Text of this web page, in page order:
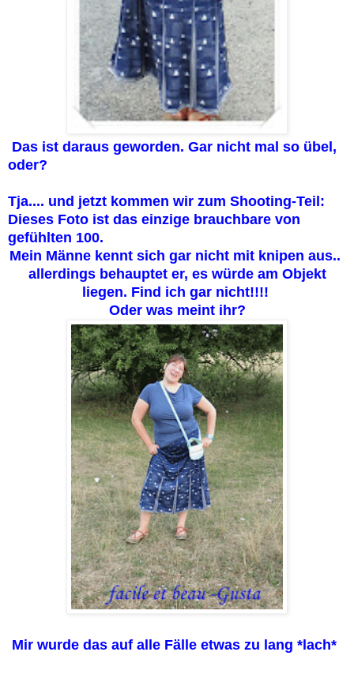
Das ist daraus geworden. Gar nicht mal so übel,
oder?
Tja.... und jetzt kommen wir zum Shooting-Teil:
Dieses Foto ist das einzige brauchbare von
gefühlten 100.
Mein Männe kennt sich gar nicht mit knipen aus..
allerdings behauptet er, es würde am Objekt
liegen. Find ich gar nicht!!!!
Oder was meint ihr?
Mir wurde das auf alle Fälle etwas zu lang *lach*